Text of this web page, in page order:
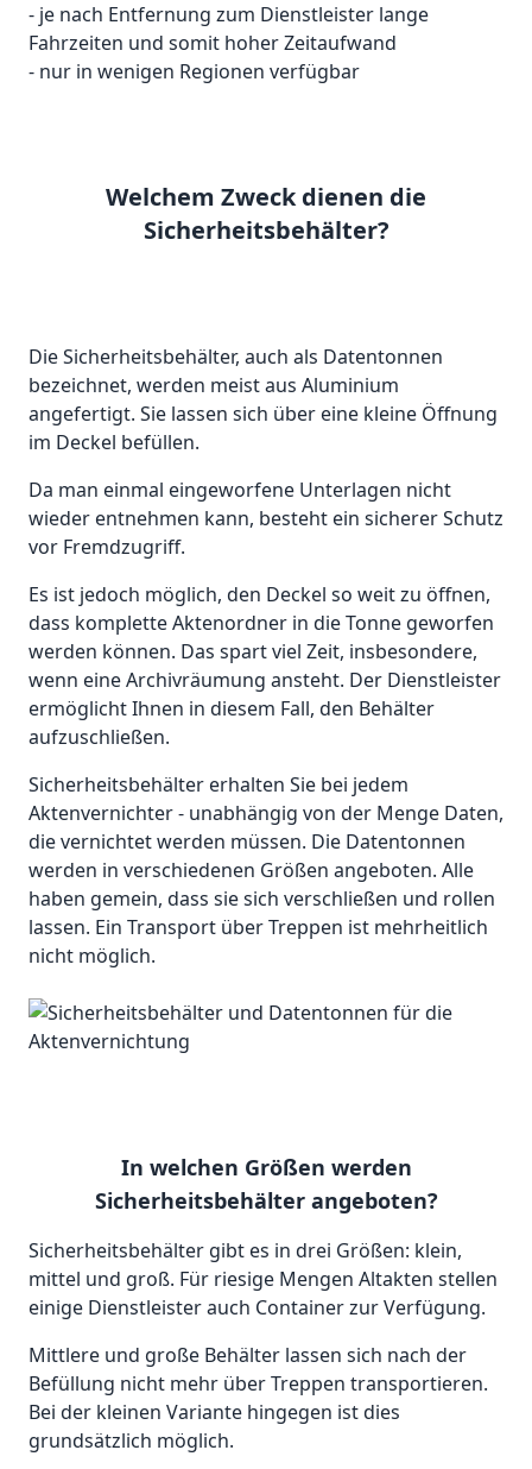
- je nach Entfernung zum Dienstleister lange
Fahrzeiten und somit hoher Zeitaufwand
- nur in wenigen Regionen verfügbar
Welchem Zweck dienen die
Sicherheitsbehälter?
Die Sicherheitsbehälter, auch als Datentonnen
bezeichnet, werden meist aus Aluminium
angefertigt. Sie lassen sich über eine kleine Öffnung
im Deckel befüllen.
Da man einmal eingeworfene Unterlagen nicht
wieder entnehmen kann, besteht ein sicherer Schutz
vor Fremdzugriff.
Es ist jedoch möglich, den Deckel so weit zu öffnen,
dass komplette Aktenordner in die Tonne geworfen
werden können. Das spart viel Zeit, insbesondere,
wenn eine Archivräumung ansteht. Der Dienstleister
ermöglicht Ihnen in diesem Fall, den Behälter
aufzuschließen.
Sicherheitsbehälter erhalten Sie bei jedem
Aktenvernichter - unabhängig von der Menge Daten,
die vernichtet werden müssen. Die Datentonnen
werden in verschiedenen Größen angeboten. Alle
haben gemein, dass sie sich verschließen und rollen
lassen. Ein Transport über Treppen ist mehrheitlich
nicht möglich.
In welchen Größen werden
Sicherheitsbehälter angeboten?
Sicherheitsbehälter gibt es in drei Größen: klein,
mittel und groß. Für riesige Mengen Altakten stellen
einige Dienstleister auch Container zur Verfügung.
Mittlere und große Behälter lassen sich nach der
Befüllung nicht mehr über Treppen transportieren.
Bei der kleinen Variante hingegen ist dies
grundsätzlich möglich.